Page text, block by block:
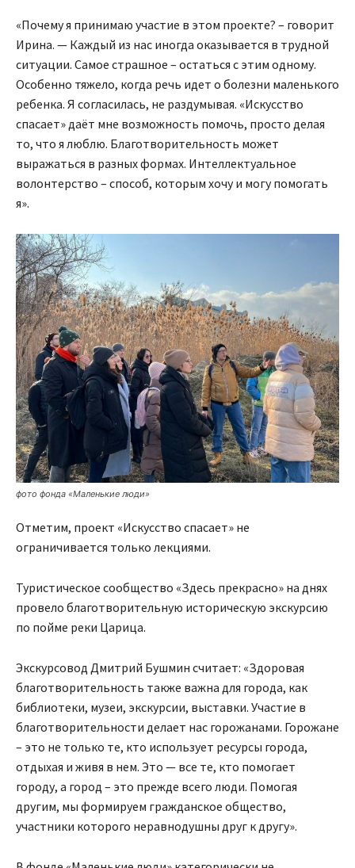
«Почему я принимаю участие в этом проекте? – говорит
Ирина. — Каждый из нас иногда оказывается в трудной
ситуации. Самое страшное – остаться с этим одному.
Особенно тяжело, когда речь идет о болезни маленького
ребенка. Я согласилась, не раздумывая. «Искусство
спасает» даёт мне возможность помочь, просто делая
то, что я люблю. Благотворительность может
выражаться в разных формах. Интеллектуальное
волонтерство – способ, которым хочу и могу помогать
я».
фото фонда «Маленькие люди»
Отметим, проект «Искусство спасает» не
ограничивается только лекциями.
Туристическое сообщество «Здесь прекрасно» на днях
провело благотворительную историческую экскурсию
по пойме реки Царица.
Экскурсовод Дмитрий Бушмин считает: «Здоровая
благотворительность также важна для города, как
библиотеки, музеи, экскурсии, выставки. Участие в
благотворительности делает нас горожанами. Горожане
– это не только те, кто использует ресурсы города,
отдыхая и живя в нем. Это — все те, кто помогает
городу, а город – это прежде всего люди. Помогая
другим, мы формируем гражданское общество,
участники которого неравнодушны друг к другу».